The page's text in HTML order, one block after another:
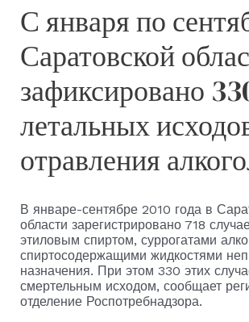
С января по
Саратовской
зафиксировано
летальных
отравления
В январе-сентябре 2010 года в
области зарегистрировано 718
этиловым спиртом, суррогатами
спиртосодержащими жидкостями
назначения. При этом 330 этих
смертельным исходом, сообщает
отделение Роспотребнадзора.